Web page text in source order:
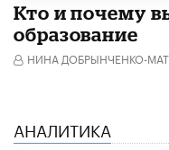
Кто и почему
образование
НИНА ДОБРЫНЧЕНКО-
АНАЛИТИКА